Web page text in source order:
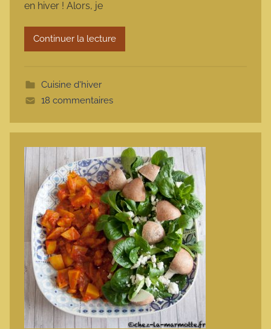
en hiver ! Alors, je
Continuer la lecture
Cuisine d'hiver
18 commentaires